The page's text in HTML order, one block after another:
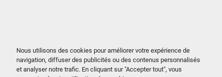
Nous utilisons des cookies pour améliorer votre expérience de
navigation, diffuser des publicités ou des contenus personnalisés
et analyser notre trafic. En cliquant sur "Accepter tout", vous